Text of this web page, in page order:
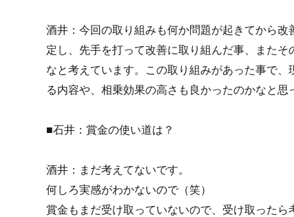
酒井：今回の取り組みも何か問題が起きてから
定し、先手を打って改善に取り組んだ事、また
なと考えています。この取り組みがあった事で
る内容や、相乗効果の高さも良かったのかなと思
■石井：賞金の使い道は？
酒井：まだ考えてないです。
何しろ実感がわかないので（笑）
賞金もまだ受け取っていないので、受け取ったら